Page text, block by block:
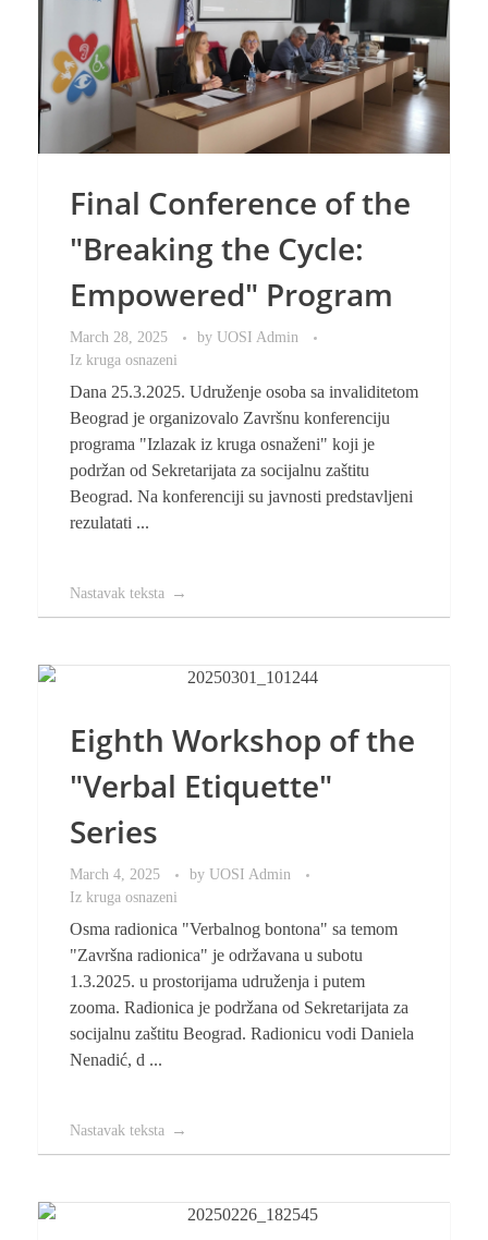
Final Conference of the
"Breaking the Cycle:
Empowered" Program
March 28, 2025 by UOSI Admin
Iz kruga osnazeni
Dana 25.3.2025. Udruženje osoba sa invaliditetom
Beograd je organizovalo Završnu konferenciju
programa "Izlazak iz kruga osnaženi" koji je
podržan od Sekretarijata za socijalnu zaštitu
Beograd. Na konferenciji su javnosti predstavljeni
rezulatati ...
Nastavak teksta
Eighth Workshop of the
"Verbal Etiquette"
Series
March 4, 2025 by UOSI Admin
Iz kruga osnazeni
Osma radionica "Verbalnog bontona" sa temom
"Završna radionica" je održavana u subotu
1.3.2025. u prostorijama udruženja i putem
zooma. Radionica je podržana od Sekretarijata za
socijalnu zaštitu Beograd. Radionicu vodi Daniela
Nenadić, d ...
Nastavak teksta